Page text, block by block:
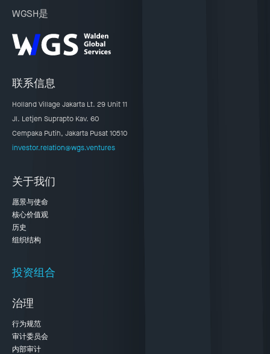
WGSH是
联系信息
Holland Village Jakarta Lt. 29 Unit 11
Jl. Letjen Suprapto Kav. 60
Cempaka Putih, Jakarta Pusat 10510
investor.relation@wgs.ventures
关于我们
愿景与使命
核心价值观
历史
组织结构
投资组合
治理
行为规范
审计委员会
内部审计